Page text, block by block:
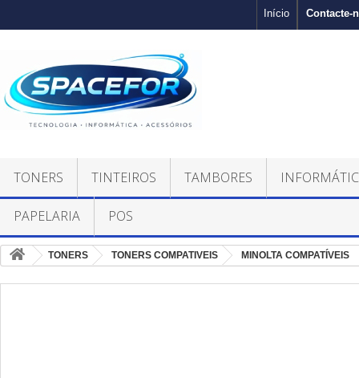
Contacte-
Início
TONERS TINTEIROS TAMBORES
PAPELARIA POS
TONERS TONERS COMPATIVEIS MINOLTA COMPATÍVEIS